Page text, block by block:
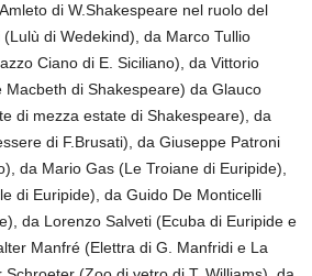
di W.Shakespeare nel ruolo del
di Wedekind), da Marco Tullio
Ciano di E. Siciliano), da Vittorio
Macbeth di Shakespeare) da Glauco
di mezza estate di Shakespeare), da
di F.Brusati), da Giuseppe Patroni
da Mario Gas (Le Troiane di Euripide),
di Euripide), da Guido De Monticelli
da Lorenzo Salveti (Ecuba di Euripide e
Manfré (Elettra di G. Manfridi e La